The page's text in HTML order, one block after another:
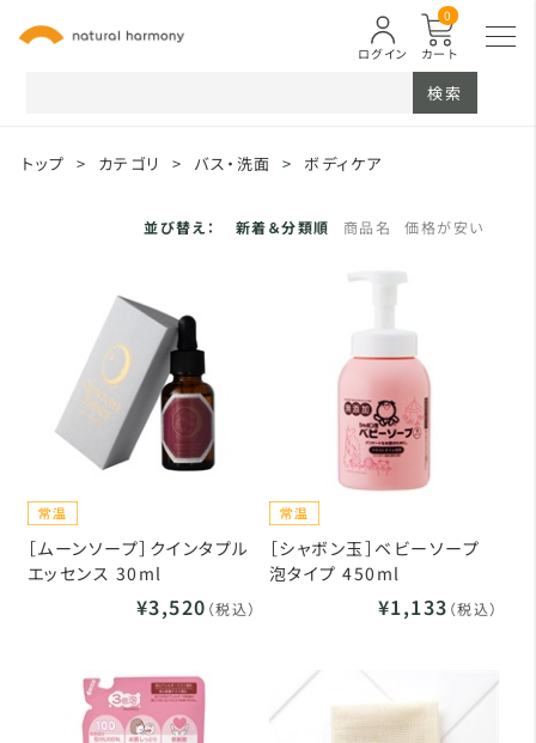
カート
0
ログイン
検索
トップ > カテゴリ > バス・洗面 > ボディケア
並び替え： 新着＆分類順 商品名 価格が安い
［ムーンソープ］クインタプル
エッセンス 30ml
¥3,520 （税込）
［シャボン玉］ベビーソープ
泡タイプ 450ml
¥1,133 （税込）